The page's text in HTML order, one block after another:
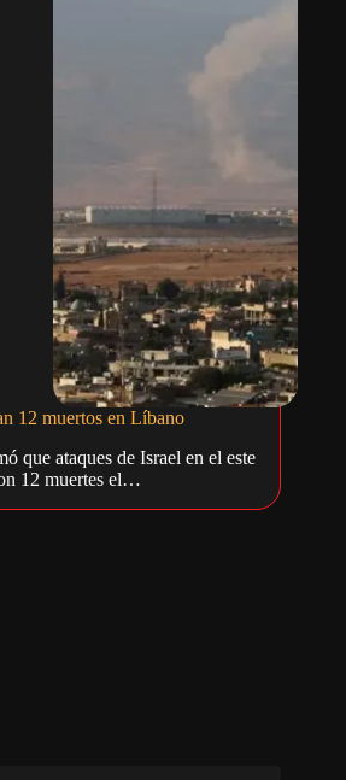
12 muertos en Líbano
que ataques de Israel en el este
12 muertes el…